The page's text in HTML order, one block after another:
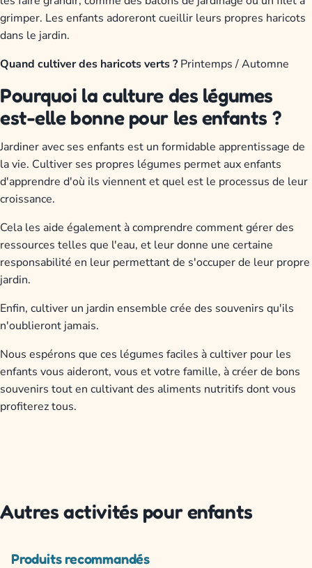
grimper. Les enfants adoreront cueillir leurs propres haricots
dans le jardin.
Quand cultiver des haricots verts ? Printemps / Automne
Pourquoi la culture des légumes
est-elle bonne pour les enfants ?
Jardiner avec ses enfants est un formidable apprentissage de
la vie. Cultiver ses propres légumes permet aux enfants
d'apprendre d'où ils viennent et quel est le processus de leur
croissance.
Cela les aide également à comprendre comment gérer des
ressources telles que l'eau, et leur donne une certaine
responsabilité en leur permettant de s'occuper de leur propre
jardin.
Enfin, cultiver un jardin ensemble crée des souvenirs qu'ils
n'oublieront jamais.
Nous espérons que ces légumes faciles à cultiver pour les
enfants vous aideront, vous et votre famille, à créer de bons
souvenirs tout en cultivant des aliments nutritifs dont vous
profiterez tous.
Autres activités pour enfants
Produits recommandés